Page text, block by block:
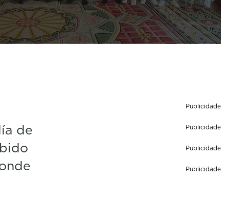
de
Publicidade
Publicidade
Publicidade
Publicidade